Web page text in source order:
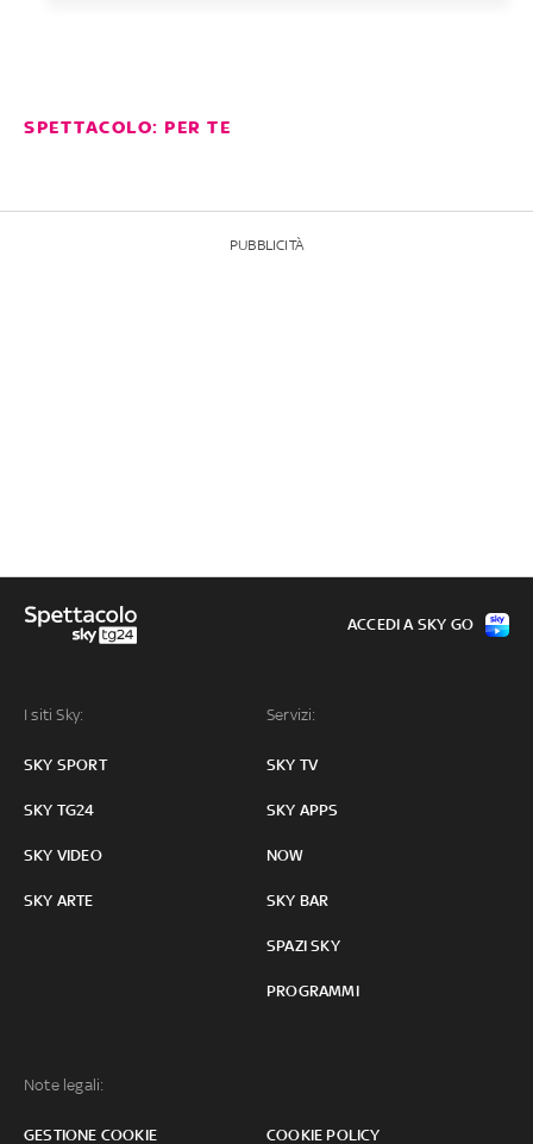
SPETTACOLO: PER TE
PUBBLICITÀ
I siti Sky:
SKY SPORT
SKY TG24
SKY VIDEO
SKY ARTE
Servizi:
SKY TV
SKY APPS
NOW
SKY BAR
SPAZI SKY
PROGRAMMI
Note legali:
GESTIONE COOKIE COOKIE POLICY
ACCEDI A SKY GO